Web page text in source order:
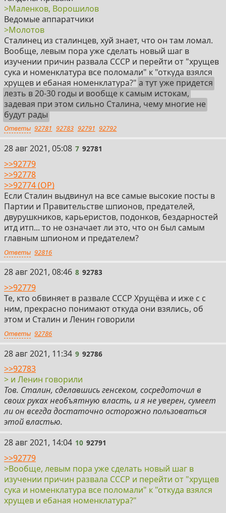
>Маленков, Ворошилов
Ведомые аппаратчики
>Молотов
Сталинец из сталинцев, хуй знает, что он там ломал.
Вообще, левым пора уже сделать новый шаг в
изучении причин развала СССР и перейти от "хрущев
сука и номенклатура все поломали" к "откуда взялся
хрущев и ебаная номенклатура?" а тут уже придется
лезть в 20-30 годы и вообще к самым истокам,
задевая при этом сильно Сталина, чему многие не
будут рады
Ответы 92781 92783 92791 92792
7
28 авг 2021, 05:08 7 92781
>>92779
>>92778
>>92774 (OP)
Если Сталин выдвинул на все самые высокие посты в
Партии и Правительстве шпионов, предателей,
двурушкников, карьеристов, подонков, бездарностей
итд итп... то не означает ли это, что он был самым
главным шпионом и предателем?
Ответы 92816
8
28 авг 2021, 08:46 8 92783
>>92779
Те, кто обвиняет в развале СССР Хрущёва и иже с с
ним, прекрасно понимают откуда они взялись, об
этом и Сталин и Ленин говорили
Ответы 92786
9
28 авг 2021, 11:34 9 92786
>>92783
> и Ленин говорили
Тов. Сталин, сделавшись генсеком, сосредоточил в
своих руках необъятную власть, и я не уверен, сумеет
ли он всегда достаточно осторожно пользоваться
этой властью.
10
28 авг 2021, 14:04 10 92791
>>92779
>Вообще, левым пора уже сделать новый шаг в
изучении причин развала СССР и перейти от "хрущев
сука и номенклатура все поломали" к "откуда взялся
хрущев и ебаная номенклатура?"